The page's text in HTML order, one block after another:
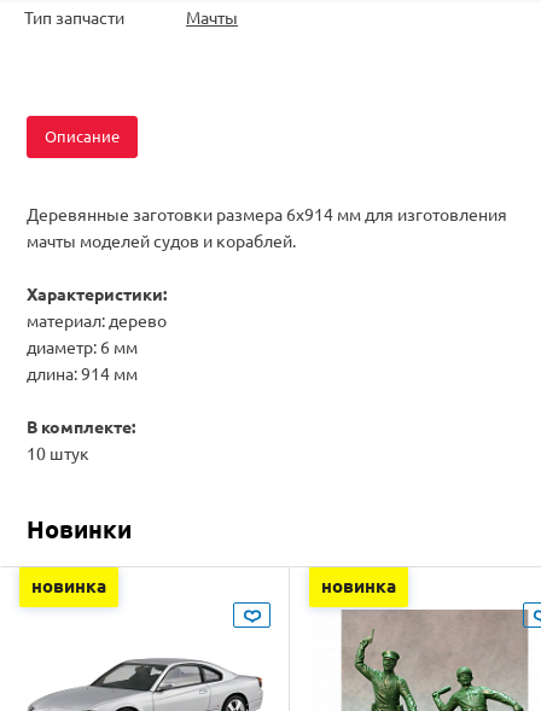
Тип запчасти
Мачты
Описание
Деревянные заготовки размера 6x914 мм для изготовления
мачты моделей судов и кораблей.
Характеристики:
материал: дерево
диаметр: 6 мм
длина: 914 мм
В комплекте:
10 штук
Новинки
новинка новинка